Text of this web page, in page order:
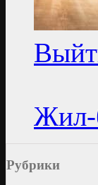
Жил-
Рубрики